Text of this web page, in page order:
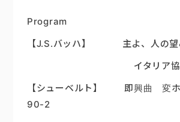
Program
【J.S.バッハ】 主よ、人の望
イタリア協奏
【シューベルト】 即興曲 変
90-2